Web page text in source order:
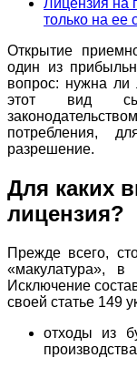
только на ее
Открытие
один из
вопрос: нужна ли
этот вид
потребления,
разрешение.
Для каких
лицензия?
Прежде всего,
«макулатура», в
Исключение
своей статье 149
отходы из